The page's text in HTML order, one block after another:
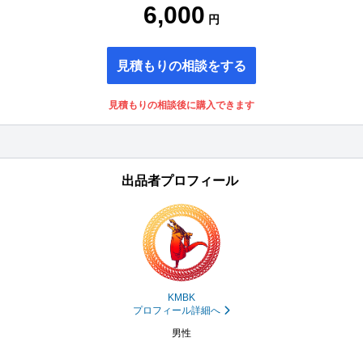
6,000 円
見積もりの相談をする
見積もりの相談後に購入できます
出品者プロフィール
KMBK
プロフィール詳細へ
男性